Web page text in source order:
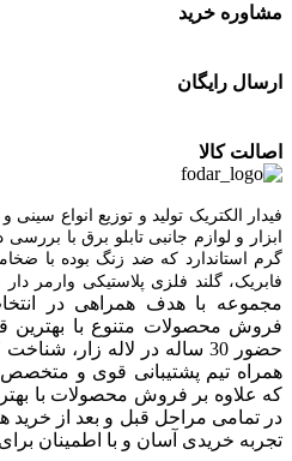
مشاوره خرید
ارسال رایگان
اصالت کالا
فیدار الکتریک توليد و توزیع انواع
ابزار و لوازم جانبی تابلو برق با
گرم استاندارد که ضد زنگ بوده با
فابریک، گلند فلزی پلاستيکی وارمر
مجموعه با هدف همراهی در
فروش محصولات متنوع با
حضور 30 ساله در لاله زار،
همراه تیم پشتیبانی قوی و متخصص
که علاوه بر فروش محصولات با
در تمامی مراحل قبل و بعد از خرید
تجربه خریدی آسان و با اطمینان